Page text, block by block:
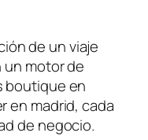
de un viaje
un motor de
boutique en
en madrid, cada
de negocio.